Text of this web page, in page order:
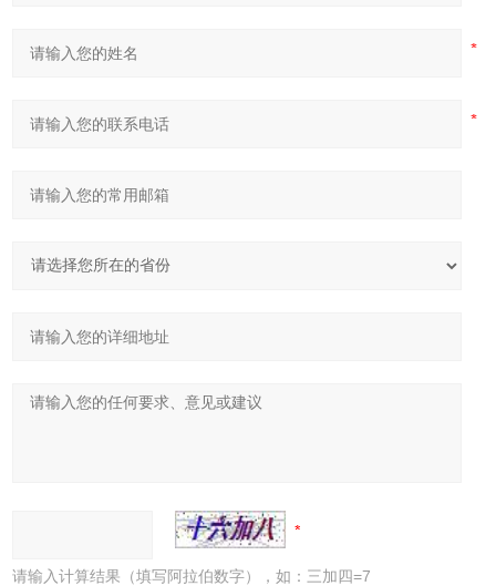
请输入计算结果（填写阿拉伯数字），如：三加四=7